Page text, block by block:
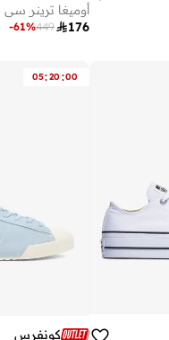
أوميغا ترينر سي
176
449
-61%
05:20 :00
كونفرس